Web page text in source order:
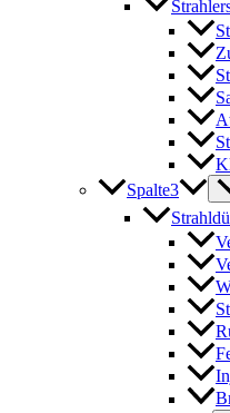
Spalte3